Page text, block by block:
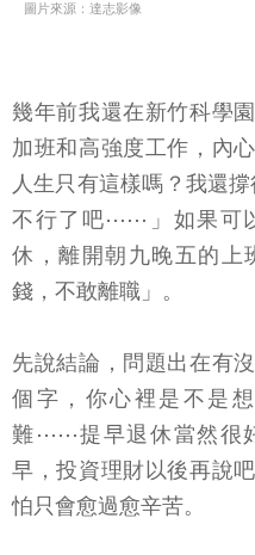
圖片來源：達志影像
幾年前我還在新竹科學
加班和高強度工作，內
人生只有這樣嗎？我還
不行了吧⋯⋯」如果可
休，離開朝九晚五的上
錢，不敢離職」。
先說結論，問題出在有
個字，你心裡是不是
難⋯⋯提早退休當然很
早，投資理財以後再說
怕只會愈過愈辛苦。